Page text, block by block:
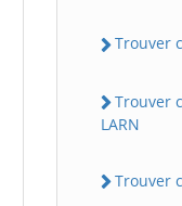
Trouver
Trouver
LARN
Trouver